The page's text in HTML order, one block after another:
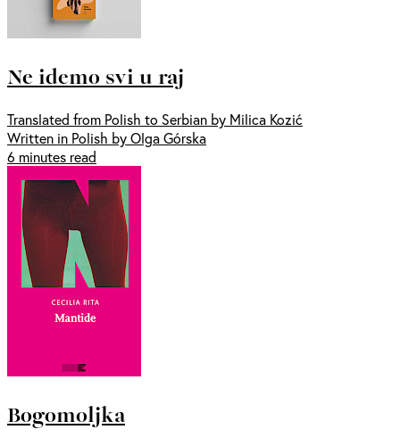
Ne idemo svi u raj
Translated from Polish to Serbian by Milica Kozić
Written in Polish by Olga Górska
6 minutes read
Bogomoljka